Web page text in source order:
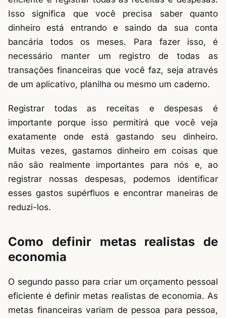
Isso significa que você precisa saber quanto
dinheiro está entrando e saindo da sua conta
bancária todos os meses. Para fazer isso, é
necessário manter um registro de todas as
transações financeiras que você faz, seja através
de um aplicativo, planilha ou mesmo um caderno.
Registrar todas as receitas e despesas é
importante porque isso permitirá que você veja
exatamente onde está gastando seu dinheiro.
Muitas vezes, gastamos dinheiro em coisas que
não são realmente importantes para nós e, ao
registrar nossas despesas, podemos identificar
esses gastos supérfluos e encontrar maneiras de
reduzi-los.
Como definir metas realistas de
economia
O segundo passo para criar um orçamento pessoal
eficiente é definir metas realistas de economia. As
metas financeiras variam de pessoa para pessoa,